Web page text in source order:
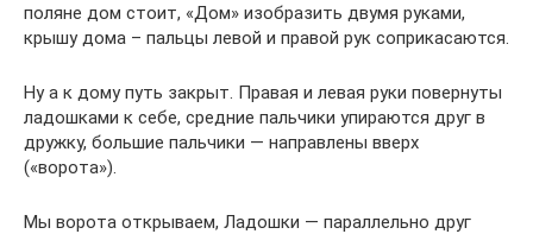
поляне дом стоит, «Дом» изобразить двумя руками,
крышу дома – пальцы левой и правой рук соприкасаются.
Ну а к дому путь закрыт. Правая и левая руки повернуты
ладошками к себе, средние пальчики упираются друг в
дружку, большие пальчики — направлены вверх
(«ворота»).
Мы ворота открываем, Ладошки — параллельно друг